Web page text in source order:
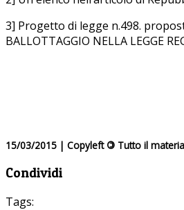
3] Progetto di legge n.498.
BALLOTTAGGIO NELLA LEGGE
15/03/2015 | Copyleft © Tutto il
Condividi
Tags: